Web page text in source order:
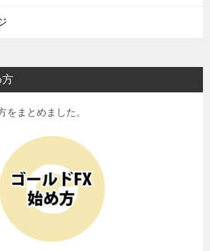
方
をまとめました。